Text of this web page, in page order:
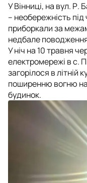
У Вінниці, на вул. Р.
– необережність
приборкали за
недбале
У ніч на 10 травня
електромережі в с.
загорілося в літній
поширенню вогню
будинок.